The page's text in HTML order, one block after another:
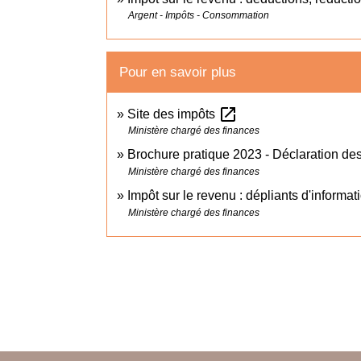
Argent - Impôts - Consommation
Pour en savoir plus
Site des impôts open_in_new
Ministère chargé des finances
Brochure pratique 2023 - Déclaration
Ministère chargé des finances
Impôt sur le revenu : dépliants
Ministère chargé des finances